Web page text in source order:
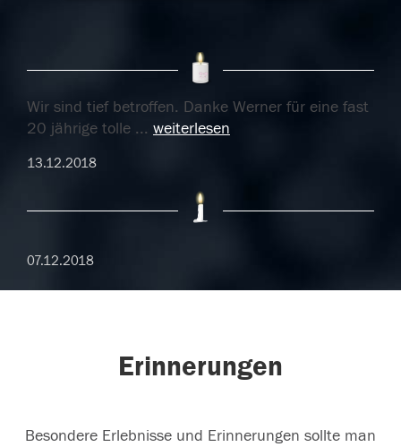
Wir sind tief betroffen. Danke Werner für eine fast
20 jährige tolle ... weiterlesen
13.12.2018
07.12.2018
Erinnerungen
Besondere Erlebnisse und Erinnerungen sollte man